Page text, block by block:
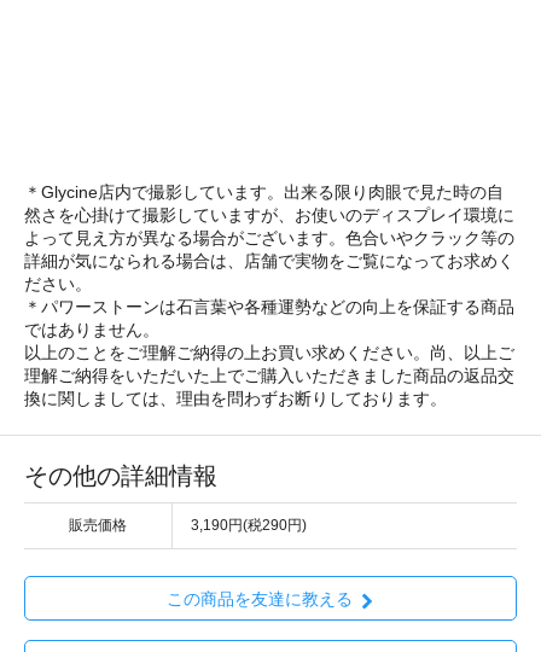
＊Glycine店内で撮影しています。出来る限り肉眼で見た時の自
然さを心掛けて撮影していますが、お使いのディスプレイ環境に
よって見え方が異なる場合がございます。色合いやクラック等の
詳細が気になられる場合は、店舗で実物をご覧になってお求めく
ださい。
＊パワーストーンは石言葉や各種運勢などの向上を保証する商品
ではありません。
以上のことをご理解ご納得の上お買い求めください。尚、以上ご
理解ご納得をいただいた上でご購入いただきました商品の返品交
換に関しましては、理由を問わずお断りしております。
その他の詳細情報
販売価格 3,190円(税290円)
この商品を友達に教える